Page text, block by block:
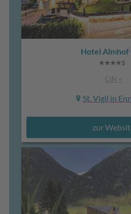
Hotel Almhof
CIN +
St. Vigil in
zur